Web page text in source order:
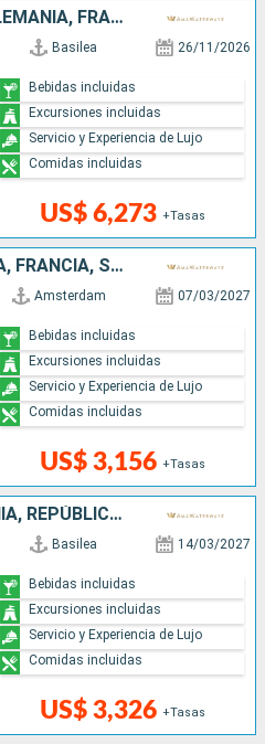
SUIZA, PAISES BAJOS, ALEMANIA, FRANCIA
Basilea 26/11/2026
US$ 6,273 +Tasas
Bebidas incluidas
Excursiones incluidas
Servicio y Experiencia de Lujo
Comidas incluidas
PAISES BAJOS, ALEMANIA, FRANCIA, SUIZA
Amsterdam 07/03/2027
US$ 3,156 +Tasas
Bebidas incluidas
Excursiones incluidas
Servicio y Experiencia de Lujo
Comidas incluidas
SUIZA, FRANCIA, ALEMANIA, REPÚBLICA DOMINICANA, PAISES BAJOS
Basilea 14/03/2027
US$ 3,326 +Tasas
Bebidas incluidas
Excursiones incluidas
Servicio y Experiencia de Lujo
Comidas incluidas